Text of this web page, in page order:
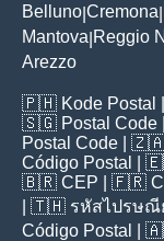
Belluno Cremona
Mantova Reggio
Arezzo
🇵🇭 Kode Postal
🇸🇬 Postal Code
Postal Code |
Código Postal
|
🇧🇷 CEP | 🇫🇷
| 🇹🇭 รหัสไปรษณี
Código Postal
|